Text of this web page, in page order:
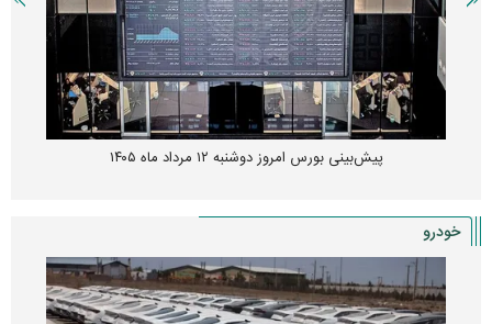
پیش‌بینی بورس امروز دوشنبه ۱۲ مرداد ماه ۱۴۰۵
خودرو